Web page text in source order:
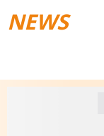
NEWS